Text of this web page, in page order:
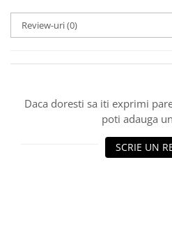
Review-uri(0)
Daca doresti sa iti exprimi
poti adauga
SCRIE UN